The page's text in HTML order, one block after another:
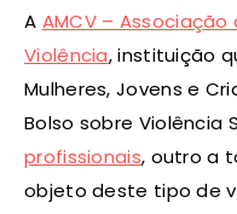
A AMCV –
Violência, instituição
Mulheres, Jovens e
Bolso sobre Violência
profissionais, outro a
objeto deste tipo de